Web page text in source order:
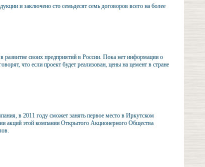
и заключено сто семьдесят семь договоров всего на более
развитие своих предприятий в России. Пока нет информации о
что если проект будет реализован, цены на цемент в стране
в 2011 году сможет занять первое место в Иркутском
акций этой компании Открытого Акционерного Общества